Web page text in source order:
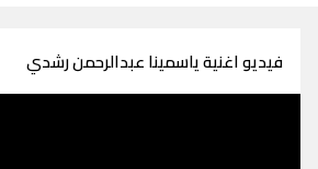
فيديو اغنية ياسمينا عبدالرحمن رشدي